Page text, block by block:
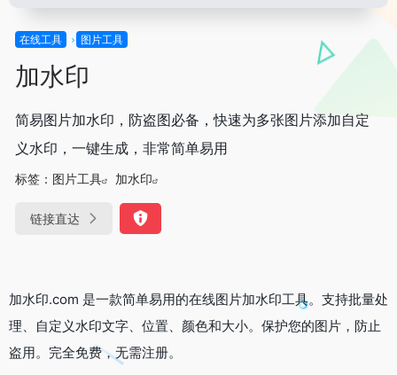
在线工具 图片工具
加水印
简易图片加水印，防盗图必备，快速为多张图片添加自定
义水印，一键生成，非常简单易用
标签： 图片工具 加水印
链接直达
加水印.com 是一款简单易用的在线图片加水印工具。支持批量处
理、自定义水印文字、位置、颜色和大小。保护您的图片，防止
盗用。完全免费，无需注册。